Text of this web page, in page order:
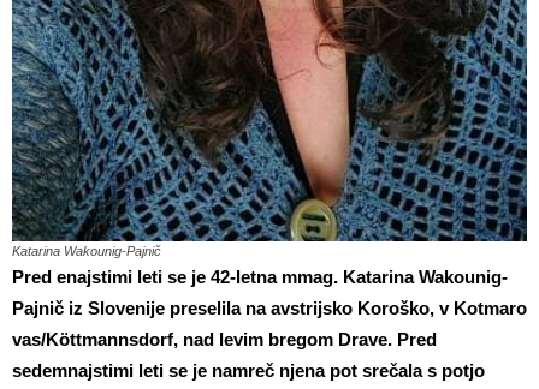
Katarina Wakounig-Pajnič
Pred enajstimi leti se je 42-letna mmag. Katarina Wakounig-
Pajnič iz Slovenije preselila na avstrijsko Koroško, v Kotmaro
vas/Köttmannsdorf, nad levim bregom Drave. Pred
sedemnajstimi leti se je namreč njena pot srečala s potjo